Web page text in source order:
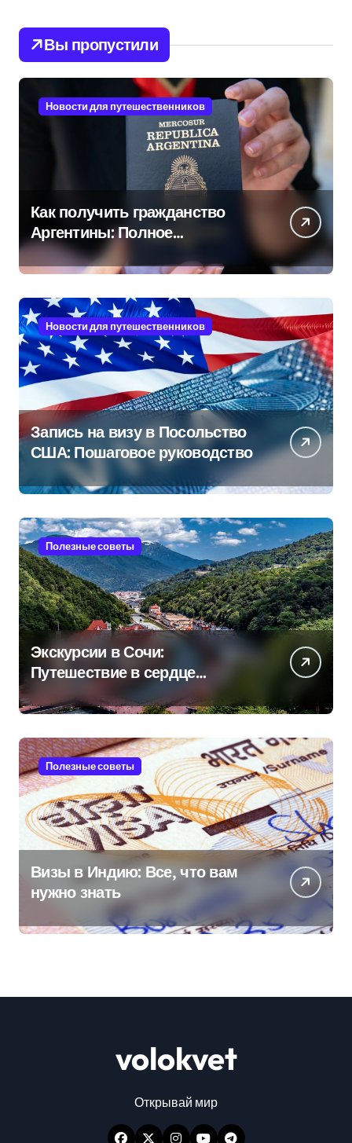
Вы пропустили
Новости для путешественников
Как получить гражданство
Аргентины: Полное
руководство
Новости для путешественников
Запись на визу в Посольство
США: Пошаговое руководство
Полезные советы
Экскурсии в Сочи:
Путешествие в сердце
Черноморского курорта
Полезные советы
Визы в Индию: Все, что вам
нужно знать
volokvet
Открывай мир